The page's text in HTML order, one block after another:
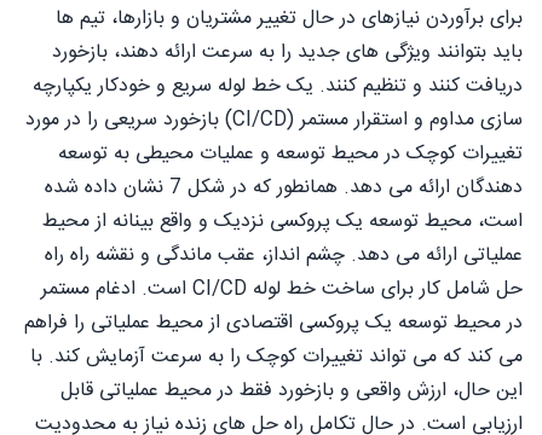
برای برآوردن نیازهای در حال تغییر مشتریان و بازارها، تیم ها
باید بتوانند ویژگی های جدید را به سرعت ارائه دهند، بازخورد
دریافت کنند و تنظیم کنند. یک خط لوله سریع و خودکار یکپارچه
سازی مداوم و استقرار مستمر (CI/CD) بازخورد سریعی را در مورد
تغییرات کوچک در محیط توسعه و عملیات محیطی به توسعه
دهندگان ارائه می دهد. همانطور که در شکل 7 نشان داده شده
است، محیط توسعه یک پروکسی نزدیک و واقع بینانه از محیط
عملیاتی ارائه می دهد. چشم انداز، عقب ماندگی و نقشه راه راه
حل شامل کار برای ساخت خط لوله CI/CD است. ادغام مستمر
در محیط توسعه یک پروکسی اقتصادی از محیط عملیاتی را فراهم
می کند که می تواند تغییرات کوچک را به سرعت آزمایش کند. با
این حال، ارزش واقعی و بازخورد فقط در محیط عملیاتی قابل
ارزیابی است. در حال تکامل راه حل های زنده نیاز به محدودیت